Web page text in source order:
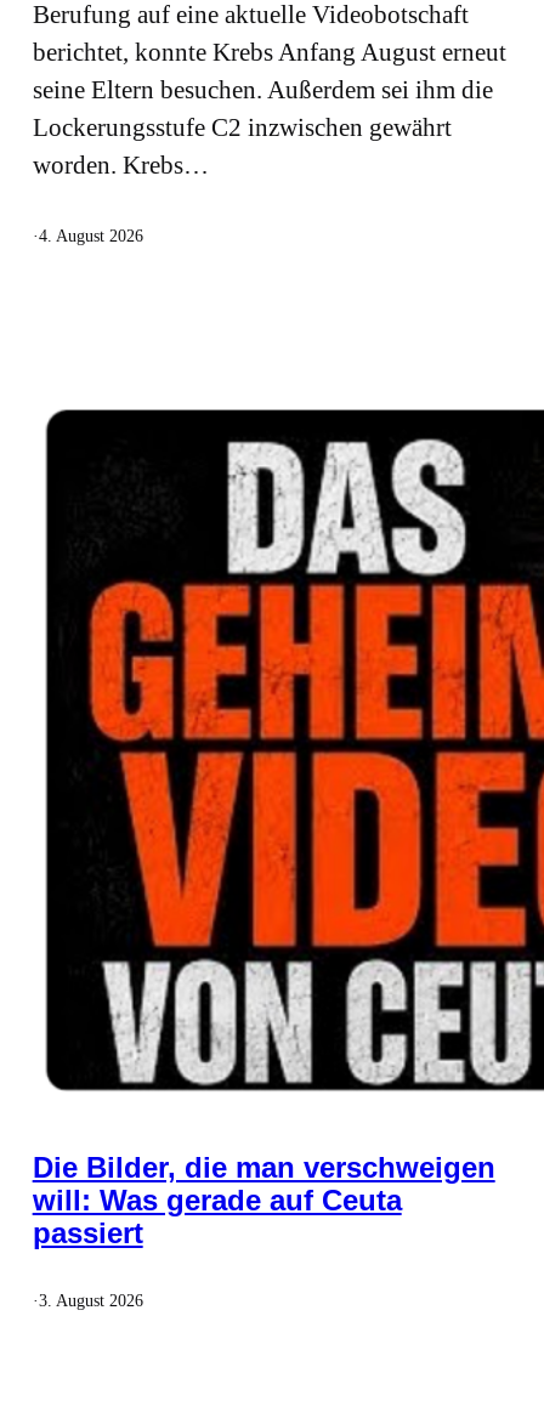
Berufung auf eine aktuelle Videobotschaft
berichtet, konnte Krebs Anfang August erneut
seine Eltern besuchen. Außerdem sei ihm die
Lockerungsstufe C2 inzwischen gewährt
worden. Krebs…
·4. August 2026
Die Bilder, die man verschweigen
will: Was gerade auf Ceuta
passiert
·3. August 2026